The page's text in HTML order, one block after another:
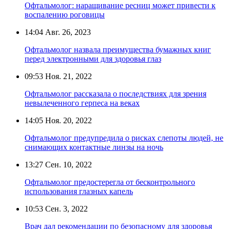
Офтальмолог: наращивание ресниц может привести к
воспалению роговицы
14:04 Авг. 26, 2023
Офтальмолог назвала преимущества бумажных книг
перед электронными для здоровья глаз
09:53 Ноя. 21, 2022
Офтальмолог рассказала о последствиях для зрения
невылеченного герпеса на веках
14:05 Ноя. 20, 2022
Офтальмолог предупредила о рисках слепоты людей, не
снимающих контактные линзы на ночь
13:27 Сен. 10, 2022
Офтальмолог предостерегла от бесконтрольного
использования глазных капель
10:53 Сен. 3, 2022
Врач дал рекомендации по безопасному для здоровья